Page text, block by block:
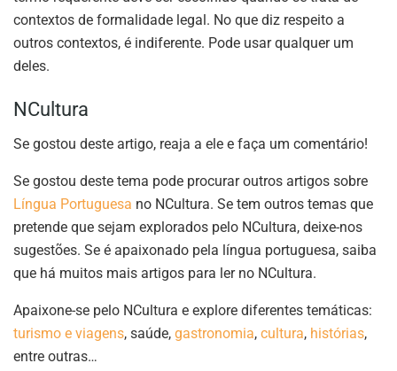
contextos de formalidade legal. No que diz respeito a
outros contextos, é indiferente. Pode usar qualquer um
deles.
NCultura
Se gostou deste artigo, reaja a ele e faça um comentário!
Se gostou deste tema pode procurar outros artigos sobre
Língua Portuguesa no NCultura. Se tem outros temas que
pretende que sejam explorados pelo NCultura, deixe-nos
sugestões. Se é apaixonado pela língua portuguesa, saiba
que há muitos mais artigos para ler no NCultura.
Apaixone-se pelo NCultura e explore diferentes temáticas:
turismo e viagens, saúde, gastronomia, cultura, histórias,
entre outras…